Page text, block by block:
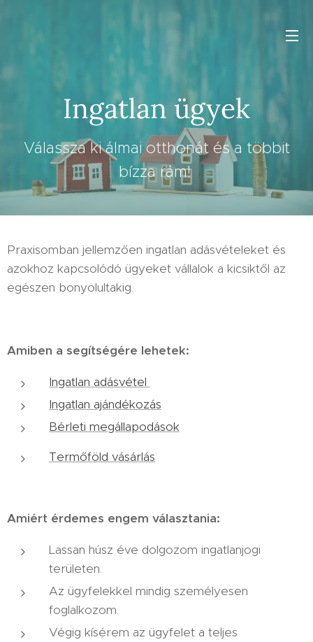
Ingatlan ügyek
Válassza ki álmai otthonát és a többit
bízza rám!
Praxisomban jellemzően ingatlan adásvételeket és
azokhoz kapcsolódó ügyeket vállalok a kicsiktől az
egészen bonyolultakig.
Amiben a segítségére lehetek:
Ingatlan adásvétel
Ingatlan ajándékozás
Bérleti megállapodások
Termőföld vásárlás
Amiért érdemes engem választania:
Lassan húsz éve dolgozom ingatlanjogi
területen.
Az ügyfelekkel mindig személyesen
foglalkozom.
Végig kísérem az ügyfelet a teljes